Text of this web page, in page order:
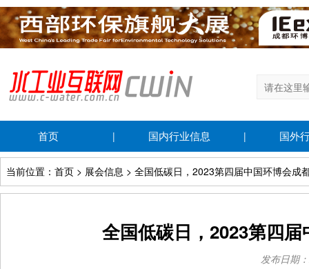
首页 | 国内行业信息 | 国外
当前位置：首页 > 展会信息 > 全国低碳日，2023第四届中国环博会成
全国低碳日，2023第四
发布日期